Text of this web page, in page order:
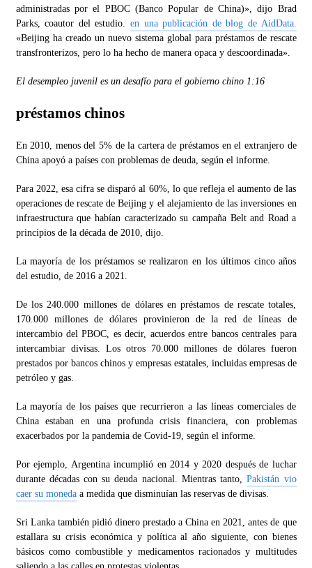
administradas por el PBOC (Banco Popular de China)», dijo Brad
Parks, coautor del estudio. en una publicación de blog de AidData.
«Beijing ha creado un nuevo sistema global para préstamos de rescate
transfronterizos, pero lo ha hecho de manera opaca y descoordinada».
El desempleo juvenil es un desafío para el gobierno chino 1:16
préstamos chinos
En 2010, menos del 5% de la cartera de préstamos en el extranjero de
China apoyó a países con problemas de deuda, según el informe.
Para 2022, esa cifra se disparó al 60%, lo que refleja el aumento de las
operaciones de rescate de Beijing y el alejamiento de las inversiones en
infraestructura que habían caracterizado su campaña Belt and Road a
principios de la década de 2010, dijo.
La mayoría de los préstamos se realizaron en los últimos cinco años
del estudio, de 2016 a 2021.
De los 240.000 millones de dólares en préstamos de rescate totales,
170.000 millones de dólares provinieron de la red de líneas de
intercambio del PBOC, es decir, acuerdos entre bancos centrales para
intercambiar divisas. Los otros 70.000 millones de dólares fueron
prestados por bancos chinos y empresas estatales, incluidas empresas de
petróleo y gas.
La mayoría de los países que recurrieron a las líneas comerciales de
China estaban en una profunda crisis financiera, con problemas
exacerbados por la pandemia de Covid-19, según el informe.
Por ejemplo, Argentina incumplió en 2014 y 2020 después de luchar
durante décadas con su deuda nacional. Mientras tanto,Pakistán vio
caer su monedaa medida que disminuían las reservas de divisas.
Sri Lanka también pidió dinero prestado a China en 2021, antes de que
estallara su crisis económica y política al año siguiente, con bienes
básicos como combustible y medicamentos racionados y multitudes
saliendo a las calles en protestas violentas.